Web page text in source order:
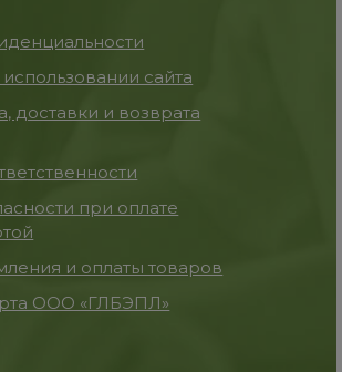
сайта
доставки и возврата
при оплате
и оплаты товаров
ООО «ГЛБЭПЛ»